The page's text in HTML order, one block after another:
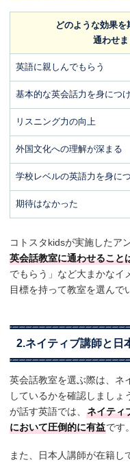
どのような効果
通わせ
英語に親しんでもらう
基本的な英会話力を身につ
リスニング力の向上
外国文化への理解が深まる
学校レベルの英語力を身に
期待はなかった
コトスタkidsが実施したア
英会話教室に通わせること
でもらう」など大まかなイ
目標を持って教室を選んで
2.ネイティブ講師と日
英会話教室を選ぶ際は、ネ
しているかを確認しましょ
が話す英語では、 ネイティ
において圧倒的に有益です。
また、日本人講師が在籍し